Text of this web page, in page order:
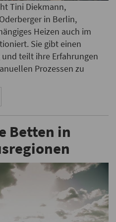
Tini Diekmann,
in Berlin,
Heizen auch im
Sie gibt einen
teilt ihre Erfahrungen
Prozessen zu
Betten in